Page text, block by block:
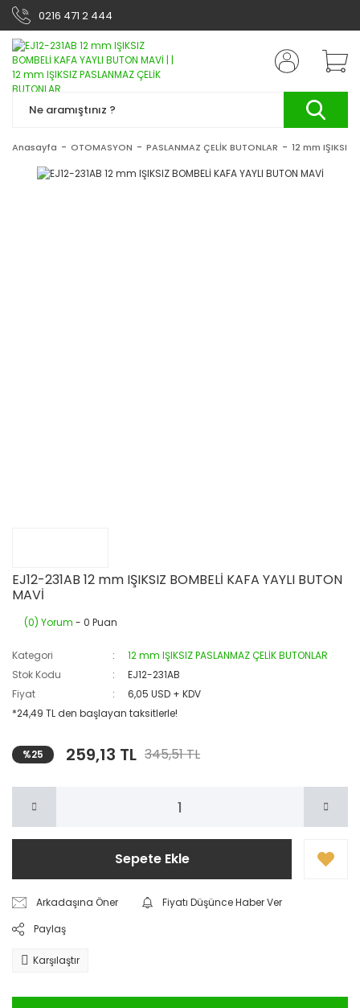
0216 471 2 444
Anasayfa OTOMASYON PASLANMAZ ÇELİK BUTONLAR 12 mm IŞIKSIZ
EJ12-231AB 12 mm IŞIKSIZ BOMBELİ KAFA YAYLI BUTON
MAVİ
(0) Yorum - 0 Puan
Kategori
12 mm IŞIKSIZ PASLANMAZ ÇELİK BUTONLAR
Stok Kodu
EJ12-231AB
Fiyat
6,05 USD + KDV
*24,49 TL den başlayan taksitlerle!
%25 259,13 TL 345,51 TL
Sepete Ekle
Arkadaşına Öner
Fiyatı Düşünce Haber Ver
Paylaş
Karşılaştır